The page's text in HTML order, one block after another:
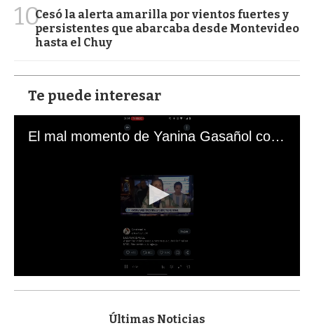
10Cesó la alerta amarilla por vientos fuertes y
persistentes que abarcaba desde Montevideo
hasta el Chuy
Te puede interesar
El mal momento de Yanina Gasañol con un hincha argentino en "Subrayado"
s
Últimas Noticias